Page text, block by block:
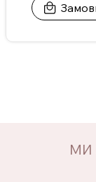
МИ